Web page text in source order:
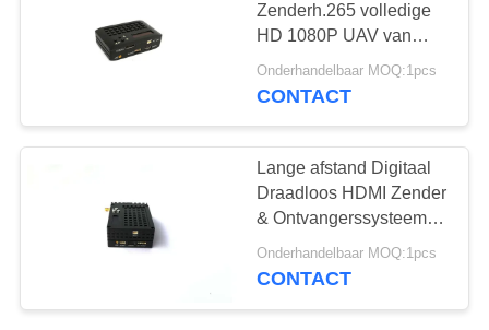
draadloze hdmi
videozender
11
24
Zenderh.265 volledige
HD 1080P UAV van
HDMI Videozender
Onderhandelbaar MOQ:1pcs
CONTACT
Lange afstand Digitaal
Draadloos HDMI Zender
& Ontvangerssysteem
voor UAV
Hommelsysteem
Onderhandelbaar MOQ:1pcs
CONTACT